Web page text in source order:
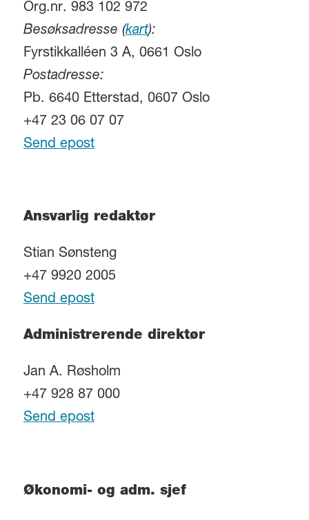
Org.nr. 983 102 972
Besøksadresse (kart):
Fyrstikkalléen 3 A, 0661 Oslo
Postadresse:
Pb. 6640 Etterstad, 0607 Oslo
+47 23 06 07 07
Send epost
Ansvarlig redaktør
Stian Sønsteng
+47 9920 2005
Send epost
Administrerende direktør
Jan A. Røsholm
+47 928 87 000
Send epost
Økonomi- og adm. sjef